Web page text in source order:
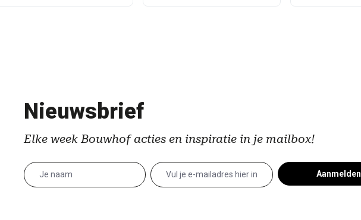
Nieuwsbrief
Elke week Bouwhof acties en inspiratie in je mailbox!
Aanmelden